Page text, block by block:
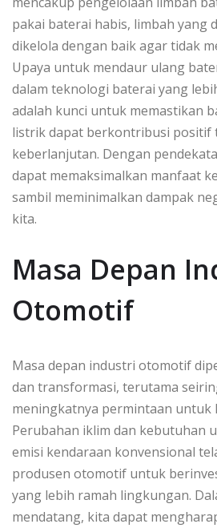
pakai baterai habis, limbah yang
dikelola dengan baik agar tidak
Upaya untuk mendaur ulang
dalam teknologi baterai yang
adalah kunci untuk memastikan
listrik dapat berkontribusi positif
keberlanjutan. Dengan
dapat memaksimalkan manfaat
sambil meminimalkan dampak
kita.
Masa Depan
Otomotif
Masa depan industri otomotif
dan transformasi, terutama
meningkatnya permintaan untuk
Perubahan iklim dan kebutuhan
emisi kendaraan konvensional
produsen otomotif untuk
yang lebih ramah lingkungan.
mendatang, kita dapat